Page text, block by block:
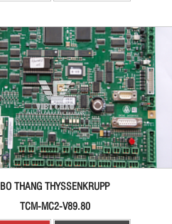
BO THANG THYSSENKRUPP
TCM-MC2-V89.80